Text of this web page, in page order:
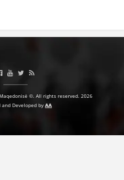
ME VULLNETARË
©. All rights reserved. 2026
and Developed by AA